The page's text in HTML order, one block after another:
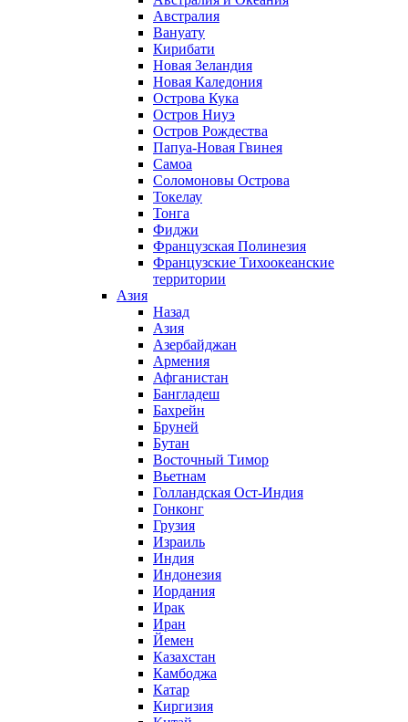
Австралия
Вануату
Кирибати
Новая Зеландия
Новая Каледония
Острова Кука
Остров Ниуэ
Остров Рождества
Папуа-Новая Гвинея
Самоа
Соломоновы Острова
Токелау
Тонга
Фиджи
Французская Полинезия
Французские Тихоокеанские
территории
Азия
Назад
Азия
Азербайджан
Армения
Афганистан
Бангладеш
Бахрейн
Бруней
Бутан
Восточный Тимор
Вьетнам
Голландская Ост-Индия
Гонконг
Грузия
Израиль
Индия
Индонезия
Иордания
Ирак
Иран
Йемен
Казахстан
Камбоджа
Катар
Киргизия